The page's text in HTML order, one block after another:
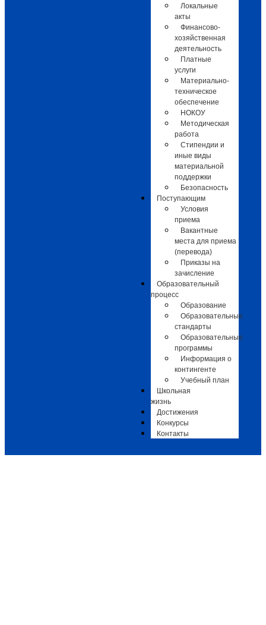
Локальные
акты
Финансово-
хозяйственная
деятельность
Платные
услуги
Материально-
техническое
обеспечение
НОКОУ
Методическая
работа
Стипендии и
иные виды
материальной
поддержки
Безопасность
Поступающим
Условия
приема
Вакантные
места для приема
(перевода)
Приказы на
зачисление
Образовательный
процесс
Образование
Образовательные
стандарты
Образовательные
программы
Информация о
контингенте
Учебный план
Школьная
жизнь
Достижения
Конкурсы
Контакты